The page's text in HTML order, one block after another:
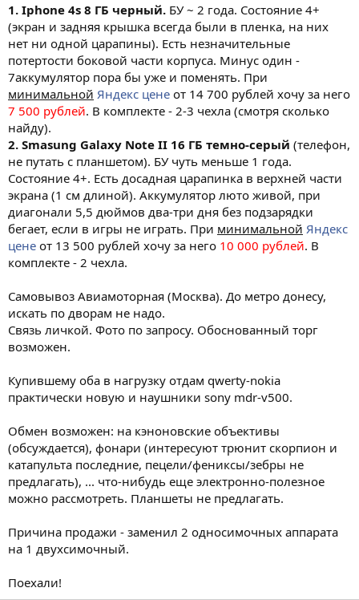
1. Iphone 4s 8 ГБ черный. БУ ~ 2 года. Состояние 4+
(экран и задняя крышка всегда были в пленка, на них
нет ни одной царапины). Есть незначительные
потертости боковой части корпуса. Минус один -
7аккумулятор пора бы уже и поменять. При
минимальной Яндекс цене от 14 700 рублей хочу за него
7 500 рублей. В комплекте - 2-3 чехла (смотря сколько
найду).
2. Smasung Galaxy Note II 16 ГБ темно-серый (телефон,
не путать с планшетом). БУ чуть меньше 1 года.
Состояние 4+. Есть досадная царапинка в верхней части
экрана (1 см длиной). Аккумулятор люто живой, при
диагонали 5,5 дюймов два-три дня без подзарядки
бегает, если в игры не играть. При минимальной Яндекс
цене от 13 500 рублей хочу за него 10 000 рублей. В
комплекте - 2 чехла.
Самовывоз Авиамоторная (Москва). До метро донесу,
искать по дворам не надо.
Связь личкой. Фото по запросу. Обоснованный торг
возможен.
Купившему оба в нагрузку отдам qwerty-nokia
практически новую и наушники sony mdr-v500.
Обмен возможен: на кэноновские объективы
(обсуждается), фонари (интересуют трюнит скорпион и
катапульта последние, пецели/фениксы/зебры не
предлагать), ... что-нибудь еще электронно-полезное
можно рассмотреть. Планшеты не предлагать.
Причина продажи - заменил 2 односимочных аппарата
на 1 двухсимочный.
Поехали!